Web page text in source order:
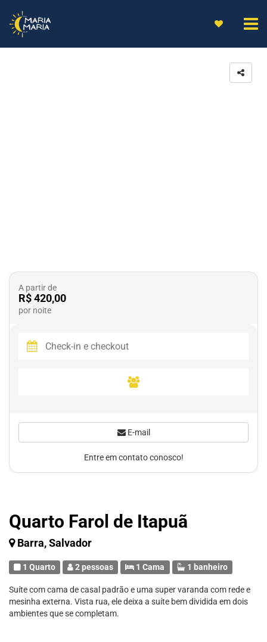
Quarto Farol de Itapuã
Barra, Salvador
1 Quarto 2 pessoas 1 Cama 1 banheiro
Suíte com cama de casal padrão e uma super varanda com rede e
mesinha externa. Vista rua, ele deixa a suíte bem dividida em dois
ambientes que se completam.
A partir de
R$ 420,00
por noite
E-mail
Entre em contato conosco!